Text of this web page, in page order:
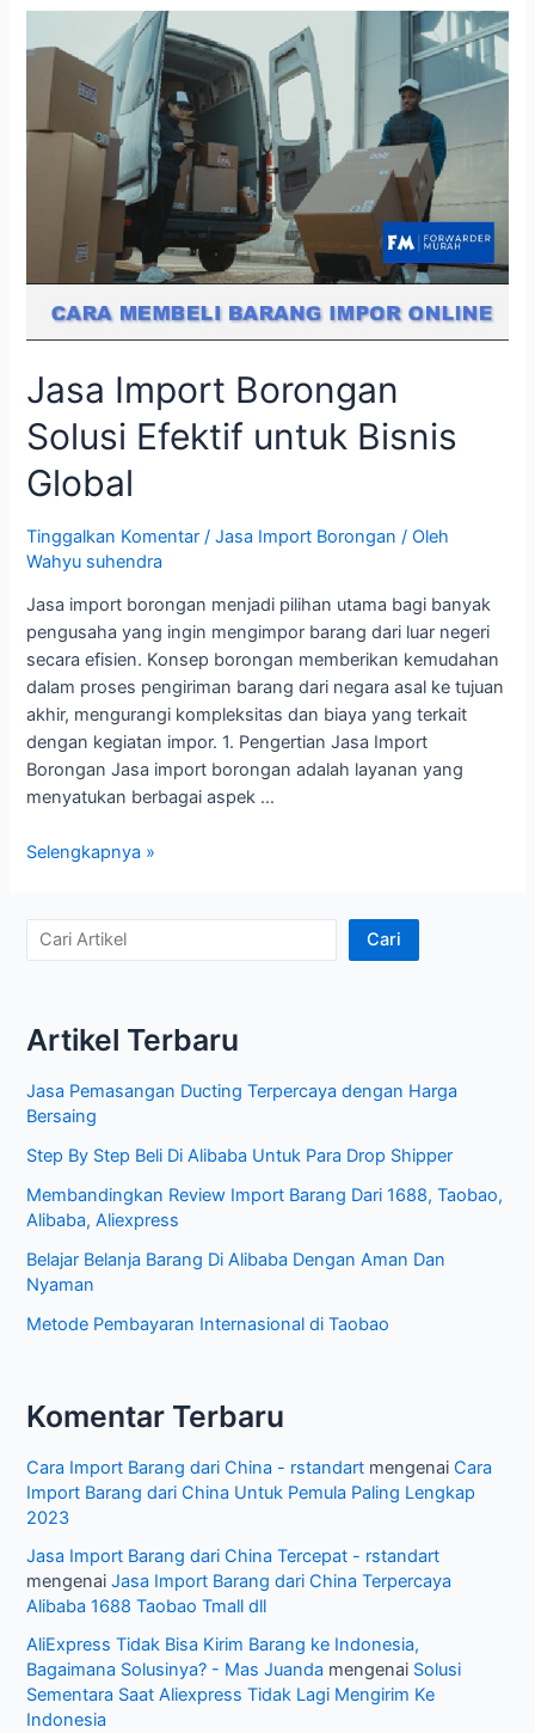
dari
China
Jasa Import Borongan
Solusi Efektif untuk Bisnis
Global
Tinggalkan Komentar /Jasa Import Borongan / Oleh
Wahyu suhendra
Jasa import borongan menjadi pilihan utama bagi banyak
pengusaha yang ingin mengimpor barang dari luar negeri
secara efisien. Konsep borongan memberikan kemudahan
dalam proses pengiriman barang dari negara asal ke tujuan
akhir, mengurangi kompleksitas dan biaya yang terkait
dengan kegiatan impor. 1. Pengertian Jasa Import
Borongan Jasa import borongan adalah layanan yang
menyatukan berbagai aspek …
Jasa
Solusi
Efektif
Global
Selengkapnya »
i
r
k
l
Cari
Artikel Terbaru
Jasa Pemasangan Ducting Terpercaya dengan Harga
Bersaing
Step By Step Beli Di Alibaba Untuk Para Drop Shipper
Membandingkan Review Import Barang Dari 1688, Taobao,
Alibaba, Aliexpress
Belajar Belanja Barang Di Alibaba Dengan Aman Dan
Nyaman
Metode Pembayaran Internasional di Taobao
Komentar Terbaru
Cara Import Barang dari China - rstandart mengenaiCara
Import Barang dari China Untuk Pemula Paling Lengkap
2023
Jasa Import Barang dari China Tercepat - rstandart
mengenaiJasa Import Barang dari China Terpercaya
Alibaba 1688 Taobao Tmall dll
AliExpress Tidak Bisa Kirim Barang ke Indonesia,
Bagaimana Solusinya? - Mas Juanda mengenai Solusi
Sementara Saat Aliexpress Tidak Lagi Mengirim Ke
Indonesia